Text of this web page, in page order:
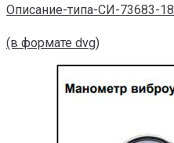
Описание-типа-СИ-73683-18
(в формате dvg)